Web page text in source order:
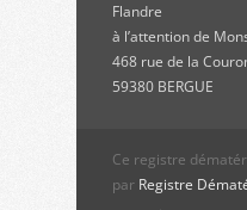
Flandre
à l’attention de
468 rue de la
59380 BERGUE
Ce registre
par Registre